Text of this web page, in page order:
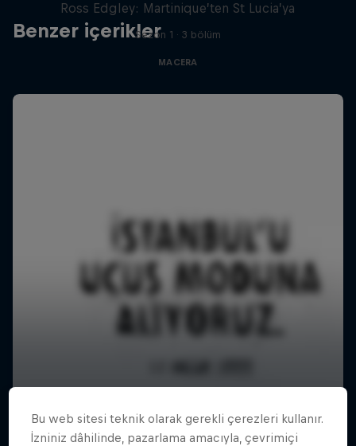
Benzer içerikler
Ross Edgley: Martinique’ten St Lucia’ya
Sezon 1 · 3 bölüm
MACERA
Bu web sitesi teknik olarak gerekli çerezleri kullanır.
İzniniz dâhilinde, pazarlama amacıyla, çevrimiçi